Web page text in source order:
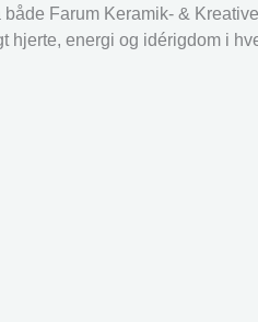
Farum Keramik- &
hjerte, energi og idérigdom i